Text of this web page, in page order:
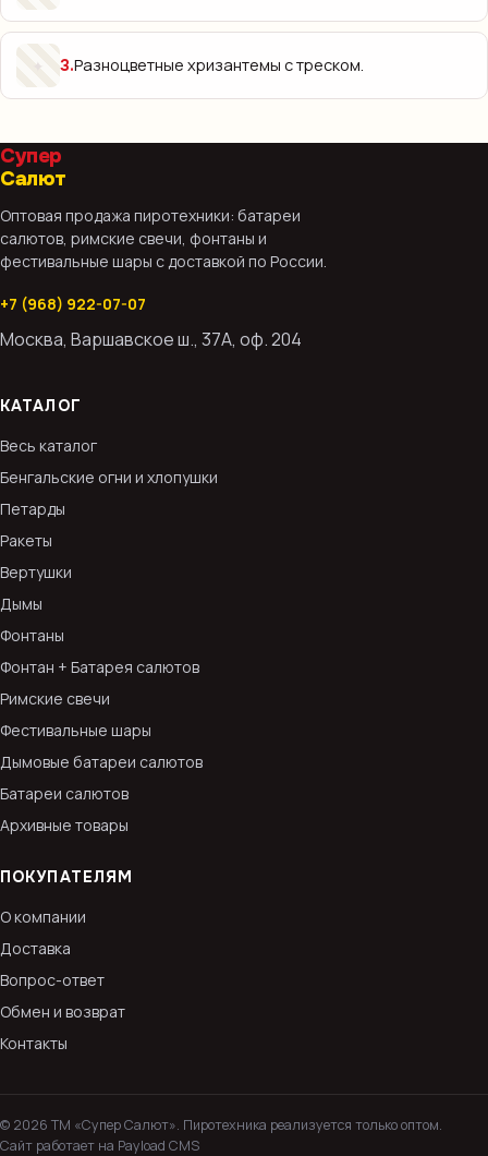
✦ 3.Разноцветные хризантемы с треском.
Супер
Салют
Оптовая продажа пиротехники: батареи
салютов, римские свечи, фонтаны и
фестивальные шары с доставкой по России.
+7 (968) 922-07-07
Москва, Варшавское ш., 37А, оф. 204
КАТАЛОГ
Весь каталог
Бенгальские огни и хлопушки
Петарды
Ракеты
Вертушки
Дымы
Фонтаны
Фонтан + Батарея салютов
Римские свечи
Фестивальные шары
Дымовые батареи салютов
Батареи салютов
Архивные товары
ПОКУПАТЕЛЯМ
О компании
Доставка
Вопрос-ответ
Обмен и возврат
Контакты
© 2026 ТМ «Супер Салют». Пиротехника реализуется только оптом.
Сайт работает на Payload CMS